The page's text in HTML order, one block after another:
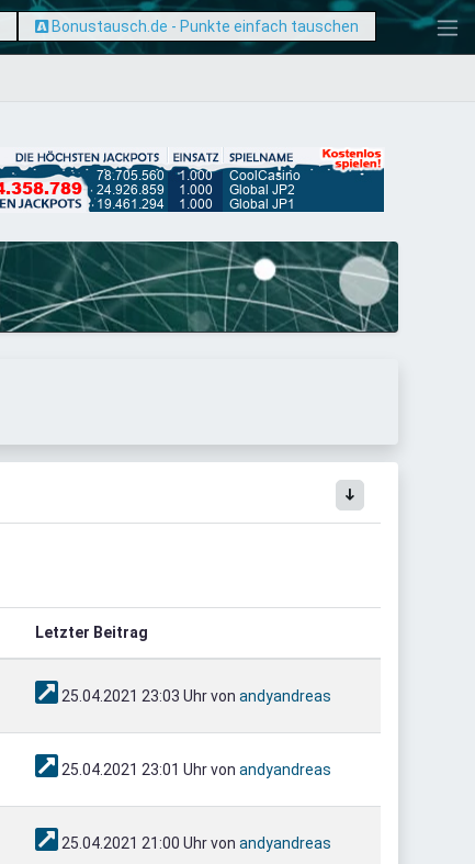
Bonustausch.de - Punkte einfach tauschen
Letzter Beitrag
25.04.2021 23:03 Uhr von andyandreas
25.04.2021 23:01 Uhr von andyandreas
25.04.2021 21:00 Uhr von andyandreas